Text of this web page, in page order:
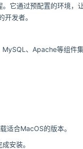
它通过预配置的环境
发者。
、Apache等组
适合MacOS的版本。
安装。